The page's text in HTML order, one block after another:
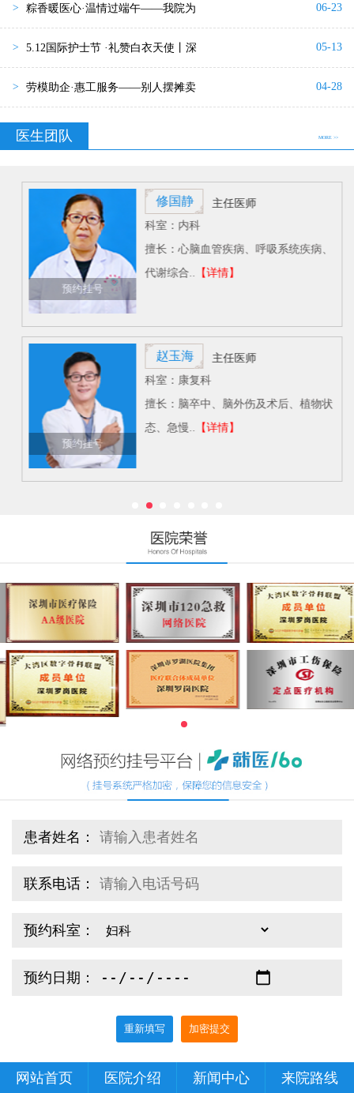
> 粽香暖医心·温情过端午——我院为 06-23
> 5.12国际护士节 ·礼赞白衣天使丨深 05-13
> 劳模助企·惠工服务——别人摆摊卖 04-28
医生团队 MORE >>
预约挂号
修国静
主任医师
科室：内科
擅长：心脑血管疾病、呼吸系统疾病、
代谢综合..【详情】
预约挂号
赵玉海
主任医师
科室：康复科
擅长：脑卒中、脑外伤及术后、植物状
态、急慢..【详情】
患者姓名：
联系电话：
预约科室：
预约日期：
重新填写 加密提交
网站首页 医院介绍 新闻中心 来院路线